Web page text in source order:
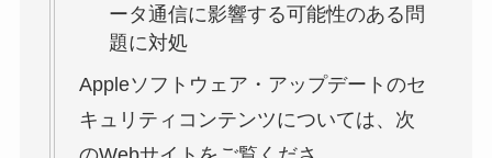
ータ通信に影響する可能性のある問
題に対処
Appleソフトウェア・アップデートのセ
キュリティコンテンツについては、次